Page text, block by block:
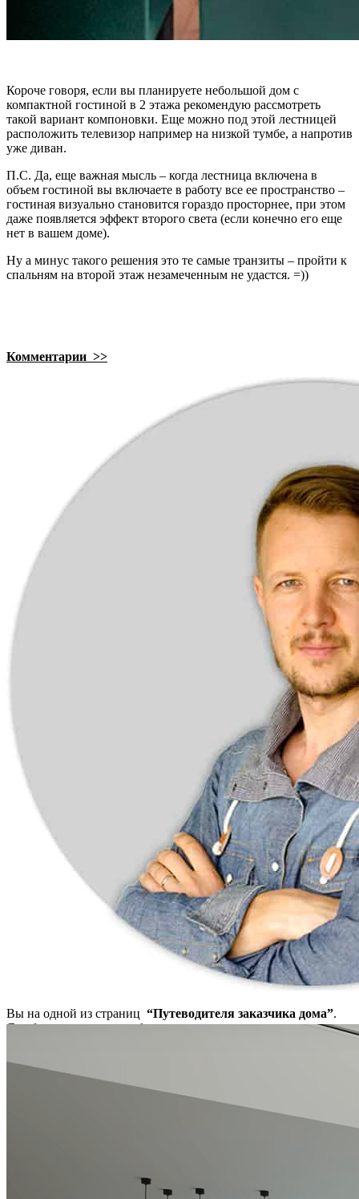
Короче говоря, если вы планируете небольшой дом с
компактной гостиной в 2 этажа рекомендую рассмотреть
такой вариант компоновки. Еще можно под этой лестницей
расположить телевизор например на низкой тумбе, а напротив
уже диван.
П.С. Да, еще важная мысль – когда лестница включена в
объем гостиной вы включаете в работу все ее пространство –
гостиная визуально становится гораздо просторнее, при этом
даже появляется эффект второго света (если конечно его еще
нет в вашем доме).
Ну а минус такого решения это те самые транзиты – пройти к
спальням на второй этаж незамеченным не удастся. =))
Комментарии >>
Вы на одной из страниц “Путеводителя заказчика дома”.
Я работаю над ним, чтобы помогать людям решать вопросы со
Задайте себе эти вопросы, чтобы не наделать ошибок в